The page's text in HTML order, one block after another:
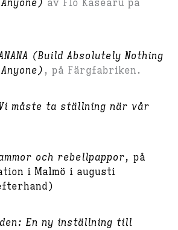
av Flo Kasearu på
(Build Absolutely Nothing
, på Färgfabriken.
måste ta ställning när vår
och rebellpappor, på
i Malmö i augusti
En ny inställning till